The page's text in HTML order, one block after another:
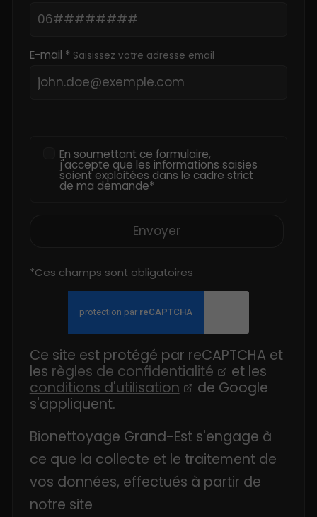
E-mail * Saisissez votre adresse email
En soumettant ce formulaire,
j'accepte que les informations saisies
soient exploitées dans le cadre strict
de ma demande*
Envoyer
*Ces champs sont obligatoires
Ce site est protégé par reCAPTCHA et
les règles de confidentialité
et les
conditions d'utilisation
de Google
s'appliquent.
Bionettoyage Grand-Est s'engage à
ce que la collecte et le traitement de
vos données, effectués à partir de
notre site